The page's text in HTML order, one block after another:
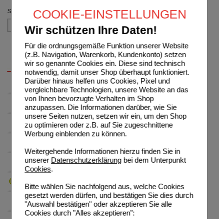
COOKIE-EINSTELLUNGEN
Wir schützen Ihre Daten!
Für die ordnungsgemäße Funktion unserer Website
(z.B. Navigation, Warenkorb, Kundenkonto) setzen
wir so genannte Cookies ein. Diese sind technisch
notwendig, damit unser Shop überhaupt funktioniert.
Darüber hinaus helfen uns Cookies, Pixel und
vergleichbare Technologien, unsere Website an das
von Ihnen bevorzugte Verhalten im Shop
anzupassen. Die Informationen darüber, wie Sie
unsere Seiten nutzen, setzen wir ein, um den Shop
zu optimieren oder z.B. auf Sie zugeschnittene
Werbung einblenden zu können.
Weitergehende Informationen hierzu finden Sie in
unserer Datenschutzerklärungbei dem Unterpunkt
Cookies.
Bitte wählen Sie nachfolgend aus, welche Cookies
gesetzt werden dürfen, und bestätigen Sie dies durch
"Auswahl bestätigen" oder akzeptieren Sie alle
Cookies durch "Alles akzeptieren":
Sortieren nach